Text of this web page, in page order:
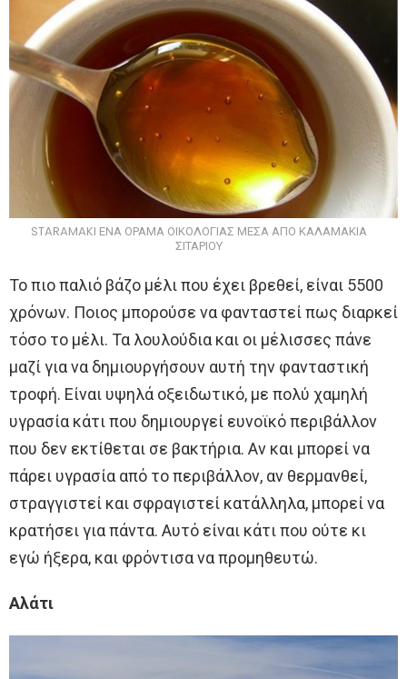
STARAMAKI ΕΝΑ ΟΡΑΜΑ ΟΙΚΟΛΟΓΙΑΣ ΜΕΣΑ ΑΠΟ ΚΑΛΑΜΑΚΙΑ
ΣΙΤΑΡΙΟΥ
Το πιο παλιό βάζο μέλι που έχει βρεθεί, είναι 5500
χρόνων. Ποιος μπορούσε να φανταστεί πως διαρκεί
τόσο το μέλι. Τα λουλούδια και οι μέλισσες πάνε
μαζί για να δημιουργήσουν αυτή την φανταστική
τροφή. Είναι υψηλά οξειδωτικό, με πολύ χαμηλή
υγρασία κάτι που δημιουργεί ευνοϊκό περιβάλλον
που δεν εκτίθεται σε βακτήρια. Αν και μπορεί να
πάρει υγρασία από το περιβάλλον, αν θερμανθεί,
στραγγιστεί και σφραγιστεί κατάλληλα, μπορεί να
κρατήσει για πάντα. Αυτό είναι κάτι που ούτε κι
εγώ ήξερα, και φρόντισα να προμηθευτώ.
Αλάτι